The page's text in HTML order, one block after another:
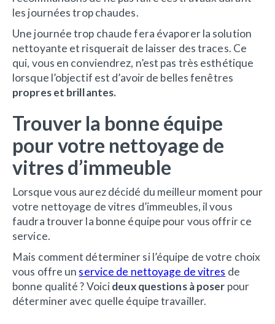
les journées trop chaudes.
Une journée trop chaude fera évaporer la solution
nettoyante et risquerait de laisser des traces. Ce
qui, vous en conviendrez, n’est pas très esthétique
lorsque l’objectif est d’avoir de belles fenêtres
propres et brillantes.
Trouver la bonne équipe
pour votre nettoyage de
vitres d’immeuble
Lorsque vous aurez décidé du meilleur moment pour
votre nettoyage de vitres d’immeubles, il vous
faudra trouver la bonne équipe pour vous offrir ce
service.
Mais comment déterminer si l’équipe de votre choix
vous offre un service de nettoyage de vitres de
bonne qualité ? Voicideux questions à poser pour
déterminer avec quelle équipe travailler.